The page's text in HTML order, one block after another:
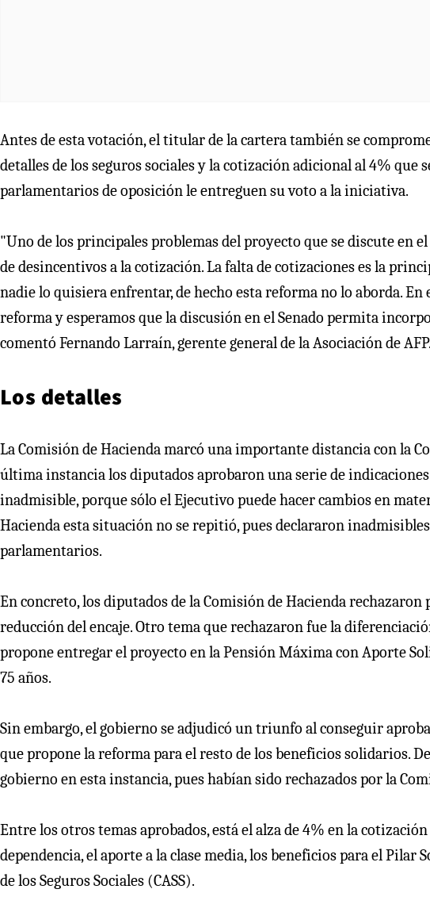
Antes de esta votación, el titular de la cartera también se
detalles de los seguros sociales y la cotización adicional al 4% que
parlamentarios de oposición le entreguen su voto a la iniciativa.
"Uno de los principales problemas del proyecto que se discute en el
de desincentivos a la cotización. La falta de cotizaciones es la
nadie lo quisiera enfrentar, de hecho esta reforma no lo aborda.
reforma y esperamos que la discusión en el Senado permita
comentó Fernando Larraín, gerente general de la Asociación de AFP.
Los detalles
La Comisión de Hacienda marcó una importante distancia con la
última instancia los diputados aprobaron una serie de
inadmisible, porque sólo el Ejecutivo puede hacer cambios en
Hacienda esta situación no se repitió, pues declararon
parlamentarios.
En concreto, los diputados de la Comisión de Hacienda
reducción del encaje. Otro tema que rechazaron fue la
propone entregar el proyecto en la Pensión Máxima con Aporte
75 años.
Sin embargo, el gobierno se adjudicó un triunfo al conseguir
que propone la reforma para el resto de los beneficios solidarios.
gobierno en esta instancia, pues habían sido rechazados por la
Entre los otros temas aprobados, está el alza de 4% en la
dependencia, el aporte a la clase media, los beneficios para el
de los Seguros Sociales (CASS).